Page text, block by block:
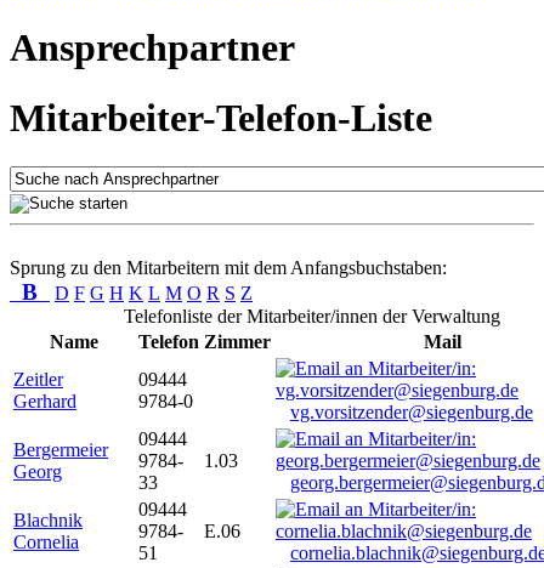
Ansprechpartner
Mitarbeiter-Telefon-Liste
Sprung zu den Mitarbeitern mit dem Anfangsbuchstaben:
B D F G H K L M O R S Z
Telefonliste der Mitarbeiter/innen der Verwaltung
Name
Telefon Zimmer
Mail
Zeitler
Gerhard
09444
9784-0
vg.vorsitzender@siegenburg.de
Bergermeier
Georg
09444
9784-
33
1.03
Blachnik
Cornelia
09444
9784-
51
E.06